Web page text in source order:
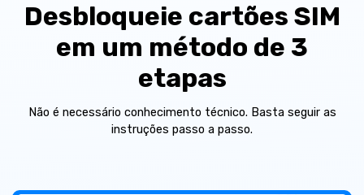
Desbloqueie cartões SIM
em um método de 3
etapas
Não é necessário conhecimento técnico. Basta seguir as
instruções passo a passo.